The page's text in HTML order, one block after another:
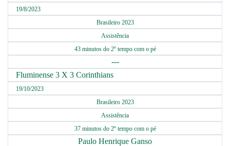
19/8/2023
Brasileiro 2023
Assistência
43 minutos do 2º tempo com o pé
---
Fluminense 3 X 3 Corinthians
19/10/2023
Brasileiro 2023
Assistência
37 minutos do 2º tempo com o pé
Paulo Henrique Ganso